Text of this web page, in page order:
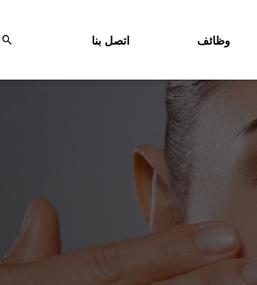
وظائف اتصل بنا